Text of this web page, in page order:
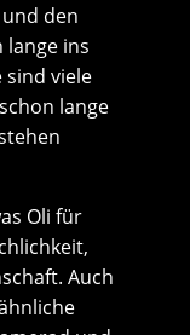
den
lange ins
sind viele
lange
Oli für
Auch